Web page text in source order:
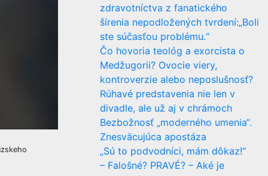
zdravotníctva z fanatického
šírenia nepodložených tvrdení:„Boli
ste súčasťou problému.“
Čo hovoria teológ a exorcista o
Medžugorii? Ovocie viery,
kontroverzie alebo neposlušnosť?
Rúhavé predstavenia nie len v
divadle, ale už aj v chrámoch
Bezbožnosť „moderného umenia“.
Znesväcujúca apostáza
„Sú to podvodníci, mám dôkaz!“
– Falošné? PRAVÉ? – Aké je